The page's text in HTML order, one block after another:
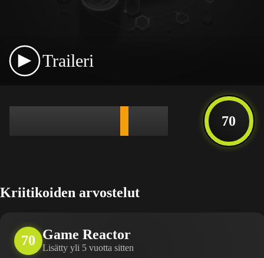
Traileri
70
Kriitikoiden arvostelut
Game Reactor
Lisätty yli 5 vuotta sitten
70